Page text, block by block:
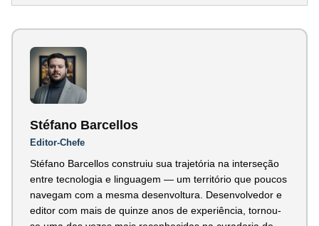
Stéfano Barcellos
Editor-Chefe
Stéfano Barcellos construiu sua trajetória na interseção
entre tecnologia e linguagem — um território que poucos
navegam com a mesma desenvoltura. Desenvolvedor e
editor com mais de quinze anos de experiência, tornou-